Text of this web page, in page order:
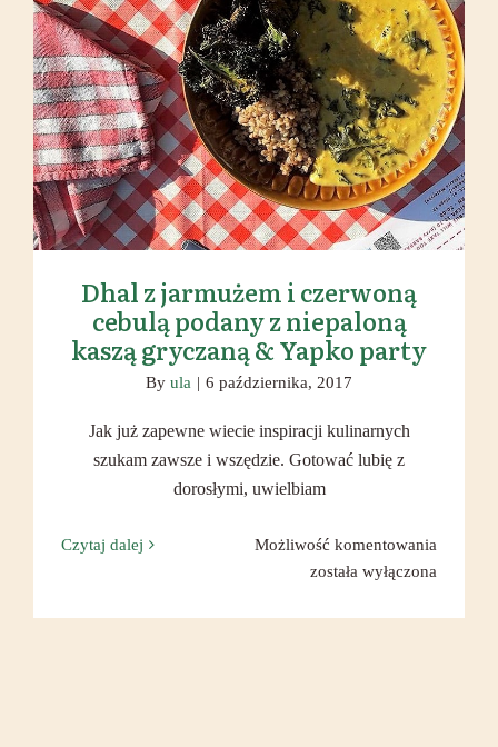
Dhal z jarmużem i czerwoną cebulą
podany z niepaloną kaszą gryczaną
& Yapko party
Dhal z jarmużem i czerwoną
cebulą podany z niepaloną
kaszą gryczaną & Yapko party
By ula | 6 października, 2017
Jak już zapewne wiecie inspiracji kulinarnych
szukam zawsze i wszędzie. Gotować lubię z
dorosłymi, uwielbiam
Czytaj dalej Możliwość komentowania
i
została wyłączona